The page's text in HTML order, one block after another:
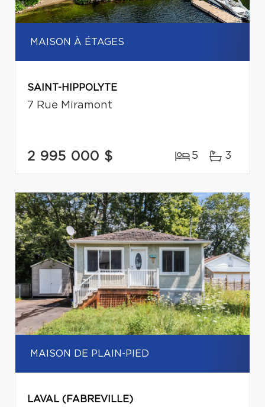
MAISON À ÉTAGES
SAINT-HIPPOLYTE
7 Rue Miramont
2 995 000 $ 5 3
MAISON DE PLAIN-PIED
LAVAL (FABREVILLE)